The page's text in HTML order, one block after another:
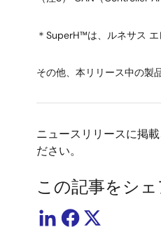
＊SuperH™は、ルネサス
その他、本リリース中の製
ニュースリリースに掲
ださい。
この記事をシ